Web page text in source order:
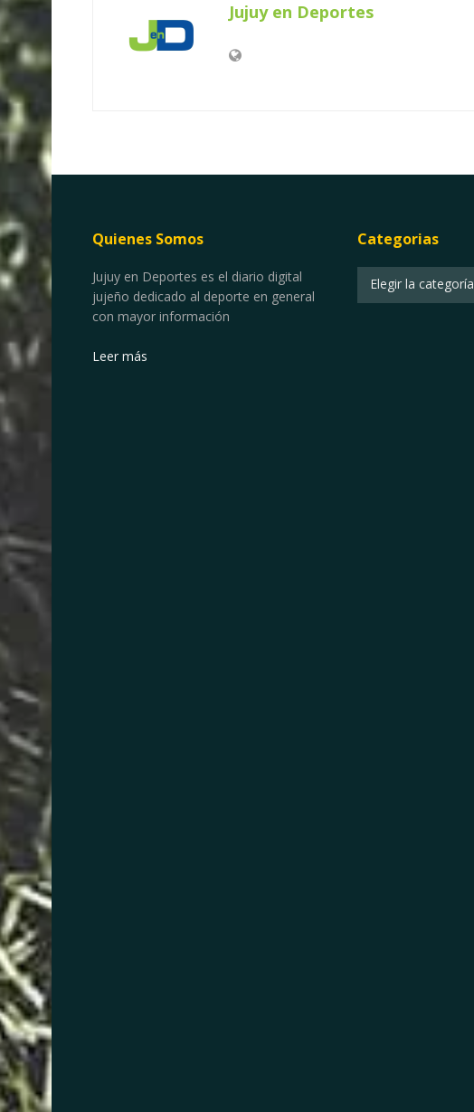
Jujuy en Deportes
Quienes Somos
Jujuy en Deportes es el diario digital
jujeño dedicado al deporte en general
con mayor información
Leer más
Categorias
Categorias
Elegir la categoría